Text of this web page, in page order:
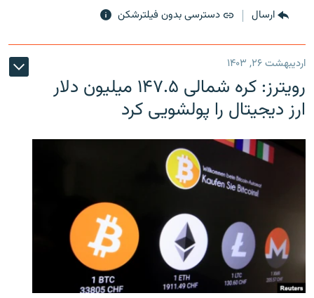
ارسال دسترسی بدون فیلترشکن
اردیبهشت ۲۶, ۱۴۰۳
رویترز: کره شمالی ۱۴۷.۵ میلیون دلار
ارز دیجیتال را پولشویی کرد